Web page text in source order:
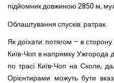
підйомник довжиною 2850 м,
Облаштування спусків: ратрак.
Як доїхати: потягом – в
Київ-Чоп в напрямку Ужгорода
по трасі Київ-Чоп на Сколе,
Орієнтирами можуть бути